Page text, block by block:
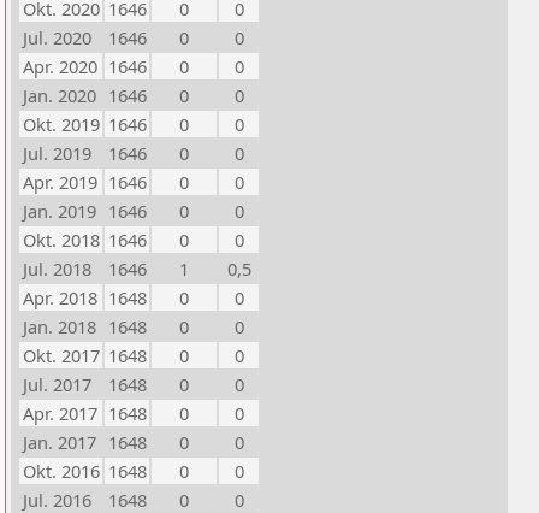
Okt. 2020 1646 0
0
Jul. 2020
1646 0
0
Apr. 2020 1646 0
0
Jan. 2020 1646 0
0
Okt. 2019 1646 0
0
Jul. 2019
1646 0
0
Apr. 2019 1646 0
0
Jan. 2019 1646 0
0
Okt. 2018 1646 0
0
Jul. 2018
1646 1
0,5
Apr. 2018 1648 0
0
Jan. 2018 1648 0
0
Okt. 2017 1648 0
0
Jul. 2017
1648 0
0
Apr. 2017 1648 0
0
Jan. 2017 1648 0
0
Okt. 2016 1648 0
0
Jul. 2016
1648 0
0